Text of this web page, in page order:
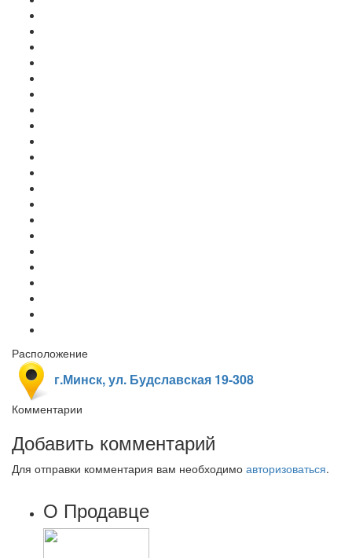
Расположение
г.Минск, ул. Будславская 19-308
Комментарии
Добавить комментарий
Для отправки комментария вам необходимо авторизоваться.
О Продавце